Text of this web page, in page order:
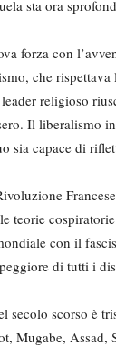
sta ora
forza con
che
religioso
Il liberalismo
capace di
teorie
con il
di tutti i
scorso è
Mugabe, Assad,